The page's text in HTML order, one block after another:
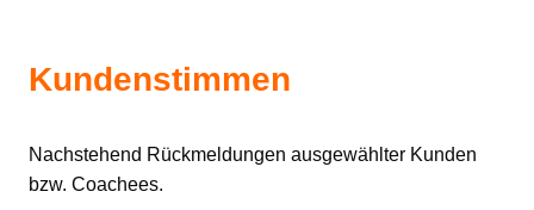
Kundenstimmen
Nachstehend Rückmeldungen ausgewählter Kunden
bzw. Coachees.